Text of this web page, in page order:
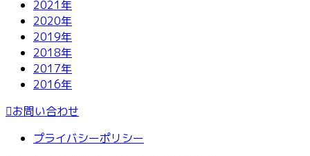
2021年
2020年
2019年
2018年
2017年
2016年
お問い合わせ
プライバシーポリシー